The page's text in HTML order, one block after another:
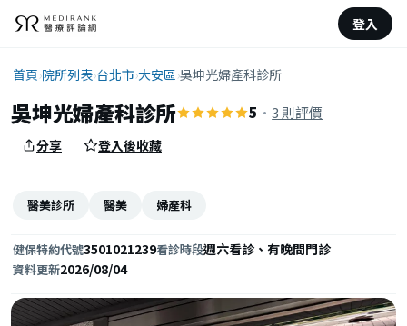
登入
首頁›院所列表›台北市›大安區›吳坤光婦產科診所
吳坤光婦產科診所 5 ·3 則評價
分享 登入後收藏
醫美診所 醫美 婦產科
健保特約代號3501021239看診時段週六看診、有晚間門診
資料更新2026/08/04